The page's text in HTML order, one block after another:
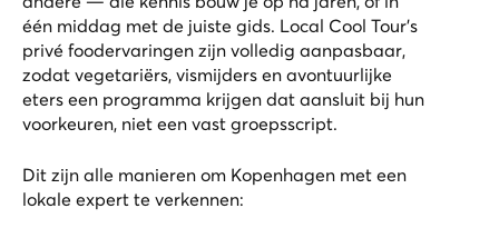
één middag met de juiste gids. Local Cool Tour's
privé foodervaringen zijn volledig aanpasbaar,
zodat vegetariërs, vismijders en avontuurlijke
eters een programma krijgen dat aansluit bij hun
voorkeuren, niet een vast groepsscript.
Dit zijn alle manieren om Kopenhagen met een
lokale expert te verkennen: